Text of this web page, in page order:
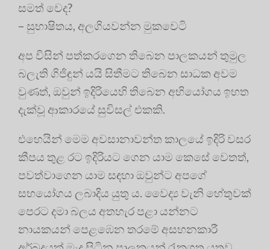
සමත් වෙද?
– සුභාෂිතය, අලගියවන්න මුකවෙටි
අප විසින් පත්කරගෙන තිබෙන පාලකයන් තුමුල
බලැති ගිජිඳුන් යයි සිතීමට තිබෙන සාධක අවම
වුණත්, ඔවුන් ඉදිරියෙහි තිබෙන අභියෝගය ඉහත
දැක්වූ ආකාරයේ සුවිසල් එකකි.
එහෙයින් මෙම අවසානාවන්ත කාලයේ ඉදිරි වසර
කීපය තුළ රට ඉදිරියට ගෙන යාම කෙසේ වෙතත්,
පවත්වාගෙන යාම සඳහා ඔවුන්ට අපගේ
සහයෝගය ලබාදිය යුතු ය. වෛද්‍ය වැනි හේතුවක්
පෙරට දමා බලය අතහැර පළා යන්නට
නායකයන් පෙළඹෙන තරමේ අසහනකාරී